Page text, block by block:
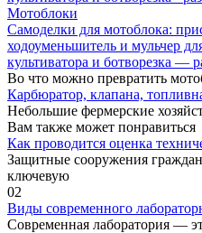
Мотоблоки
Самоделки для мотоблока:
ходоуменьшитель и мульчер
культиватора и ботворезка —
Во что можно превратить
Карбюратор, клапана,
Небольшие фермерские
Вам также может понравиться
Как проводится оценка
Защитные сооружения
ключевую
02
Виды современного
Современная лаборатория —